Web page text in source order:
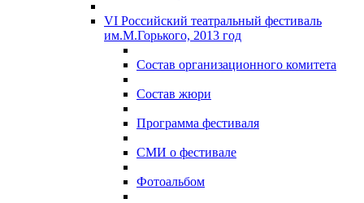
VI Российский театральный фестиваль
им.М.Горького, 2013 год
Состав организационного комитета
Состав жюри
Программа фестиваля
СМИ о фестивале
Фотоальбом